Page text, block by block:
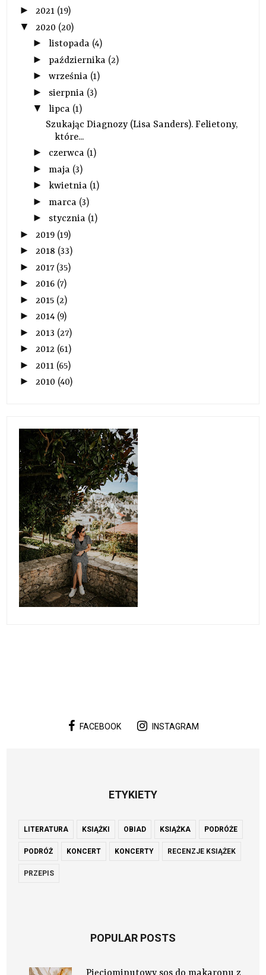
►2021 (19)
▼ 2020 (20)
► listopada (4)
► października (2)
► września (1)
► sierpnia (3)
▼ lipca (1)
Szukając Diagnozy (Lisa Sanders). Felietony,
które...
► czerwca (1)
► maja (3)
► kwietnia (1)
► marca (3)
► stycznia (1)
► 2019 (19)
►2018 (33)
► 2017 (35)
►2016 (7)
► 2015 (2)
►2014 (9)
► 2013 (27)
►2012 (61)
► 2011 (65)
►2010 (40)
FACEBOOK INSTAGRAM
ETYKIETY
LITERATURA KSIĄŻKI OBIAD KSIĄŻKA PODRÓŻE
PODRÓŻ KONCERT KONCERTY RECENZJE KSIĄŻEK
PRZEPIS
POPULAR POSTS